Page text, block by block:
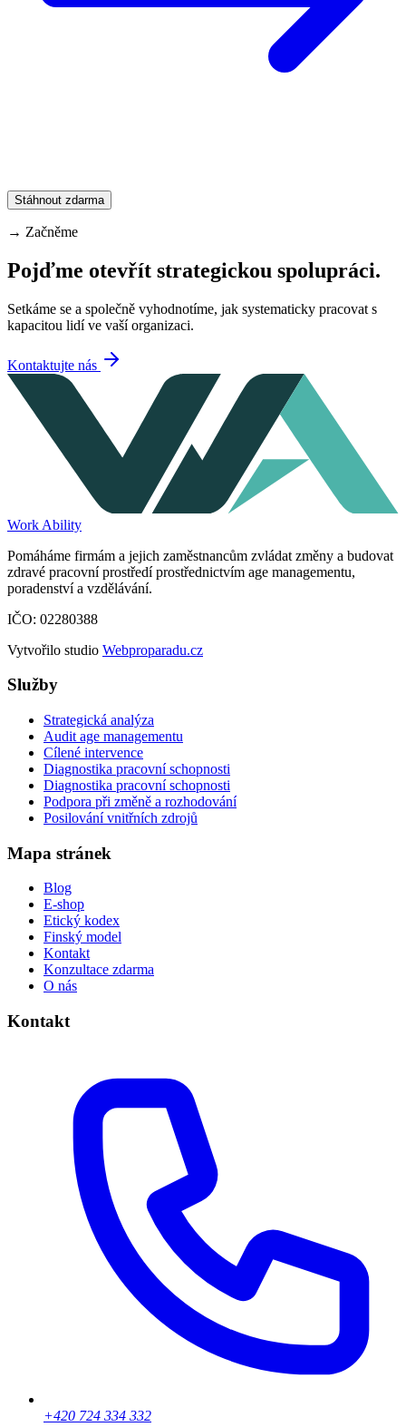
Stáhnout zdarma
→ Začněme
Pojďme otevřít strategickou spolupráci.
Setkáme se a společně vyhodnotíme, jak systematicky pracovat s
kapacitou lidí ve vaší organizaci.
Kontaktujte nás
Work Ability
Pomáháme firmám a jejich zaměstnancům zvládat změny a budovat
zdravé pracovní prostředí prostřednictvím age managementu,
poradenství a vzdělávání.
IČO: 02280388
Vytvořilo studio Webproparadu.cz
Služby
Strategická analýza
Audit age managementu
Cílené intervence
Diagnostika pracovní schopnosti
Diagnostika pracovní schopnosti
Podpora při změně a rozhodování
Posilování vnitřních zdrojů
Mapa stránek
Blog
E-shop
Etický kodex
Finský model
Kontakt
Konzultace zdarma
O nás
Kontakt
+420 724 334 332